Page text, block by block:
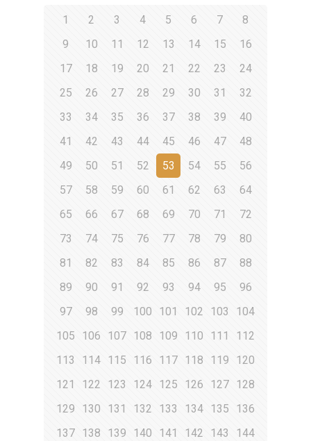
1 2 3 4 5 6 7
8
9
10 11 12 13 14 15
16
17
18 19 20 21 22 23
24
25
26 27 28 29 30 31
32
33
34 35 36 37 38 39
40
41
42 43 44 45 46 47
48
49
50 51 52 53 54 55
56
57
58 59 60 61 62 63
64
65
66 67 68 69 70 71
72
73
74 75 76 77 78 79
80
81
82 83 84 85 86 87
88
89
90 91 92 93 94 95
96
97
98 99 100 101 102 103
104
105
106 107 108 109 110 111
112
113
114 115 116 117 118 119
120
121
122 123 124 125 126 127 128
129
130 131 132 133 134 135
136
137 138 139 140 141 142 143
144